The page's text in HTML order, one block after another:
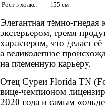
Рост в холке:
155 см
Элегантная тёмно-
экстерьером, тремя
характером, что делает
а великолепное
на племенную карьеру.
Отец Суреи Florida TN
вице-чемпионом
2020 года и самым